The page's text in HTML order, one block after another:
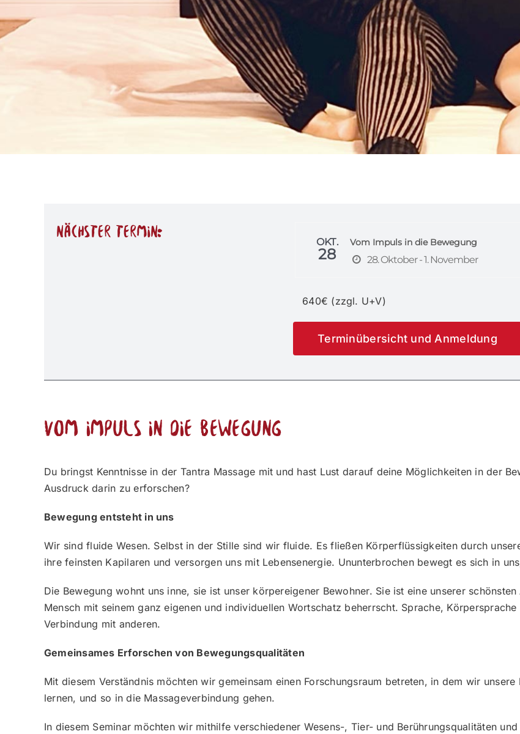
nächster Termin: OKT.
28
Vom Impuls in die Bewegung
28. Oktober - 1. November
640€ (zzgl. U+V)
Terminübersicht und Anmeldung
Vom Impuls in die Bewegung
Du bringst Kenntnisse in der Tantra Massage mit und hast Lust darauf deine Möglichkeiten in der
Ausdruck darin zu erforschen?
Bewegung entsteht in uns
Wir sind fluide Wesen. Selbst in der Stille sind wir fluide. Es fließen Körperflüssigkeiten durch
ihre feinsten Kapilaren und versorgen uns mit Lebensenergie. Ununterbrochen bewegt es sich in
Die Bewegung wohnt uns inne, sie ist unser körpereigener Bewohner. Sie ist eine unserer
Mensch mit seinem ganz eigenen und individuellen Wortschatz beherrscht. Sprache,
Verbindung mit anderen.
Gemeinsames Erforschen von Bewegungsqualitäten
Mit diesem Verständnis möchten wir gemeinsam einen Forschungsraum betreten, in dem wir
lernen, und so in die Massageverbindung gehen.
In diesem Seminar möchten wir mithilfe verschiedener Wesens-, Tier- und Berührungsqualitäten